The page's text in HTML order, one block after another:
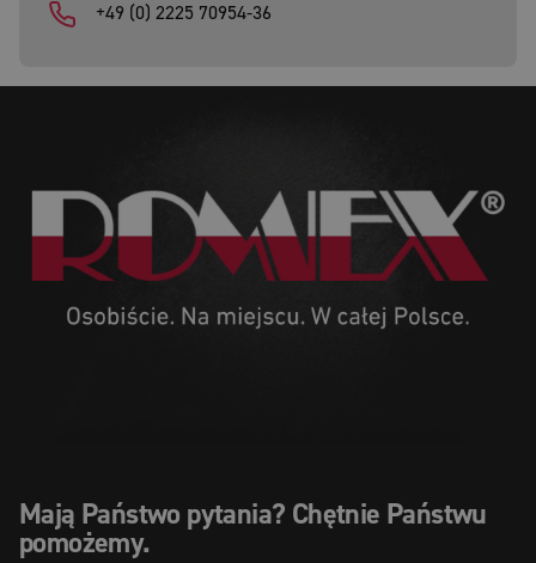
+49 (0) 2225 70954-36
Mają Państwo pytania? Chętnie Państwu
pomożemy.